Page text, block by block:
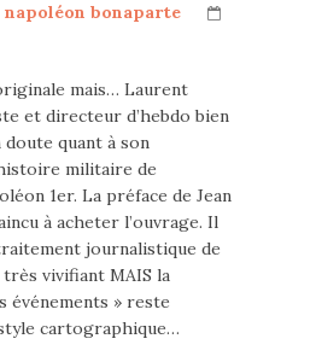
napoléon bonaparte
mais… Laurent
et directeur d’hebdo bien
doute quant à son
militaire de
1er. La préface de Jean
à acheter l’ouvrage. Il
journalistique de
vivifiant MAIS la
événements » reste
cartographique…